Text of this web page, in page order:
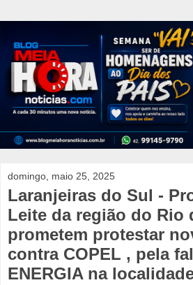
domingo, maio 25, 2025
Laranjeiras do Sul -
Leite da região do Rio
prometem protestar
contra COPEL , pela
ENERGIA na